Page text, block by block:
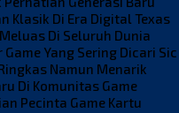
Klasik Di Era Digital Texas
Di Seluruh Dunia
Yang Sering Dicari Sic
Namun Menarik
Di Komunitas Game
Pecinta Game Kartu